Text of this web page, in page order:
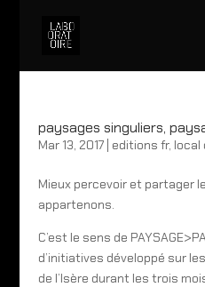
paysages singuliers,
Mar 13, 2017| editions fr, local
Mieux percevoir et partager
appartenons.
C’est le sens de
d’initiatives développé sur les
de l’Isère durant les trois